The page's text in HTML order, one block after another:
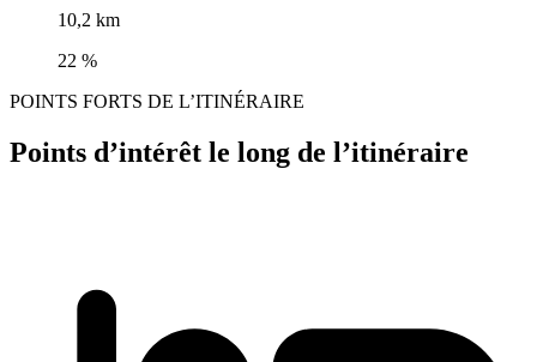
10,2 km
22 %
POINTS FORTS DE L’ITINÉRAIRE
Points d’intérêt le long de l’itinéraire